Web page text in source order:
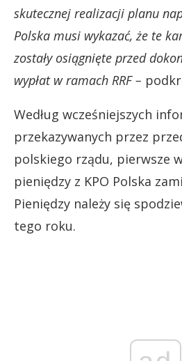
skutecznej realizacji planu
Polska musi wykazać, że te
zostały osiągnięte przed
wypłat w ramach RRF –
Według wcześniejszych
przekazywanych przez
polskiego rządu, pierwsze
pieniędzy z KPO Polska
Pieniędzy należy się
tego roku.